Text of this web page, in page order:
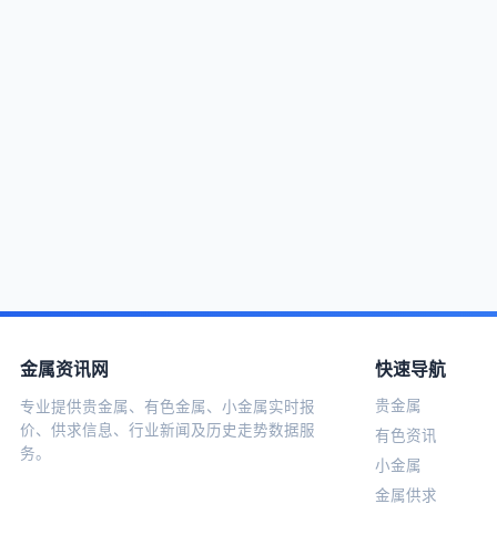
金属资讯网
专业提供贵金属、有色金属、小金属实时报
价、供求信息、行业新闻及历史走势数据服
务。
快速导航
贵金属
有色资讯
小金属
金属供求